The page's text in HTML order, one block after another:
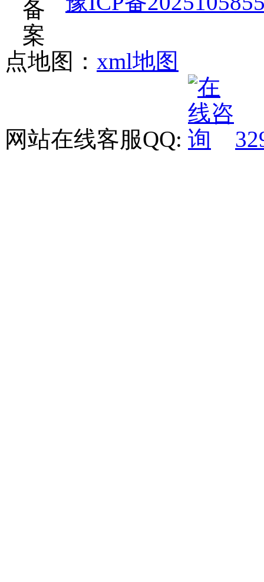
点地图： xml地图
网站在线客服QQ: